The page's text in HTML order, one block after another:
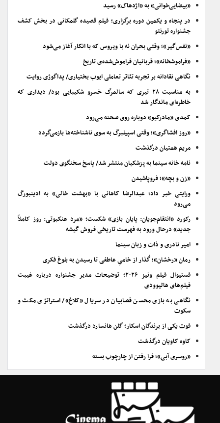
«بیضایی‌خوانی» به «اژدهاک» رسید
در پنجاه و یکمین دوره برگزاری؛ فیلم قصیده گلمکانی در بخش کشف
جشنواره تورنتو
«نفس‌گیر»؛ وقتی بحران نه با ویروس که با انکار آغاز می‌شود
«فراموشخانه»؛ قربانیان فراموش‌شده‌ی تاریخ
نگاهی نقادانه بر تجربه تئاتر تعاملی ایوب بختیاری/ پداگوژی روایت
به مناسبت ۲۸ تیری که سالمرگ خسرو شکیبایی بود/ دیداری که
خاطره‌ای ماندگار شد
کمدی «مادرکیو» دوباره روی صحنه می‌رود
«روز افشاگری»؛ وقتی اسپیلبرگ به سوی ناشناخته‌ها بازمی‌گردد
مریم همتیان درگذشت
نامه خانه سینما به پزشکیان منتشر شد/ پاسخ سخنگوی دولت
«زن و بچه»؛ فروپاشیدن
ورایتی خبر داد؛ عبدالرضا کاهانی با «بهشت خالی» به ادینبورگ
می‌رود
رکورد «انتقام‌جویان: پایان بازی» شکست؛ «مرد عنکبوتی: روز کاملاً
جدید» درحال ورود به فهرست تاریخی فروش گیشه
امیر نادری و ذات و زبان سینما
رمان «رخشان»؛ گُذار از خامیِ عاطفی تا رسیدن به بلوغ فکری
فستیوال فیلم ونیز ۲۰۲۶؛ توضیحات مدیر جشنواره درباره غیبت
فیلم‌های هالیوودی
نگاهی به بازی محسن قصابیان در سریال «کلاغ»/ استراتژی مکث و
سکوت
فوت یکی از برندگان اسکار؛ گلن هانسارد درگذشت
کاوه کاویان درگذشت
«روسری آبی»؛ فرا رفتن از چارچوب بسته